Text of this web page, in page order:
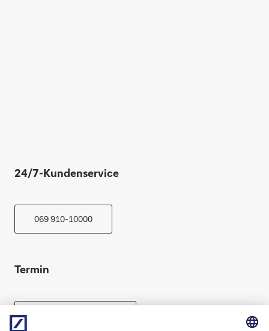
24/7-Kundenservice
069 910-10000
Termin